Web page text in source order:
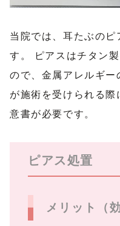
当院では、耳たぶのピ
す。 ピアスはチタン
ので、金属アレルギ
が施術を受けられる際
意書が必要です。
ピアス処置
メリット（